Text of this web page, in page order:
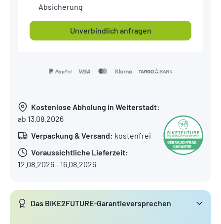
Absicherung
Unverbindlich anfragen
Kostenlose Abholung in Weiterstadt:
ab 13.08.2026
Verpackung & Versand: kostenfrei
Voraussichtliche Lieferzeit:
12.08.2026 - 16.08.2026
Das BIKE2FUTURE-Garantieversprechen